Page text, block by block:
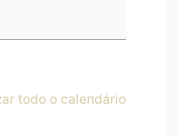
todo o calendário